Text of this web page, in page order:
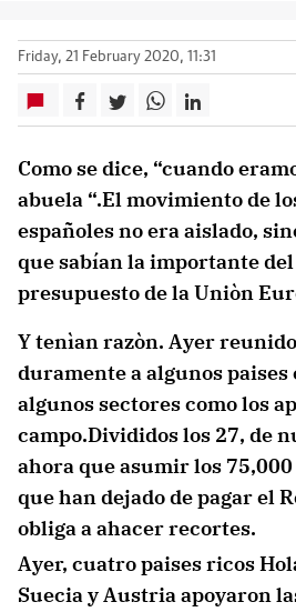
Friday, 21 February 2020, 11:31
Como se dice, “cuando
abuela “.El movimiento de
españoles no era aislado,
que sabían la importante
presupuesto de la Uniòn
Y tenìan razòn. Ayer
duramente a algunos paises
algunos sectores como los
campo.Divididos los 27, de
ahora que asumir los
que han dejado de pagar el
obliga a ahacer recortes.
Ayer, cuatro paises ricos
Suecia y Austria apoyaron